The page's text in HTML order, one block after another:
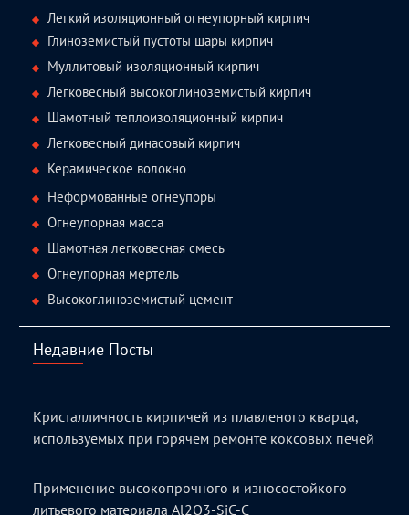
Легкий изоляционный огнеупорный кирпич
Глиноземистый пустоты шары кирпич
Муллитовый изоляционный кирпич
Легковесный высокоглиноземистый кирпич
Шамотный теплоизоляционный кирпич
Легковесный динасовый кирпич
Керамическое волокно
Неформованные огнеупоры
Огнеупорная масса
Шамотная легковесная смесь
Огнеупорная мертель
Высокоглиноземистый цемент
Недавние Посты
Кристалличность кирпичей из плавленого кварца,
используемых при горячем ремонте коксовых печей
Применение высокопрочного и износостойкого
литьевого материала Al2O3-SiC-C